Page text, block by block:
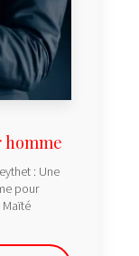
: Une
pour